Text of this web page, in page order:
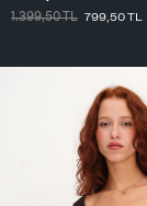
1.399,50TL 799,50TL